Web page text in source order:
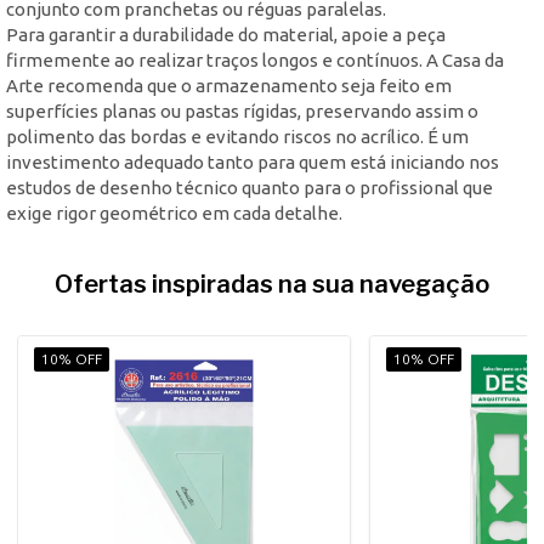
conjunto com pranchetas ou réguas paralelas.
Para garantir a durabilidade do material, apoie a peça
firmemente ao realizar traços longos e contínuos. A Casa da
Arte recomenda que o armazenamento seja feito em
superfícies planas ou pastas rígidas, preservando assim o
polimento das bordas e evitando riscos no acrílico. É um
investimento adequado tanto para quem está iniciando nos
estudos de desenho técnico quanto para o profissional que
exige rigor geométrico em cada detalhe.
Ofertas inspiradas na sua navegação
10% OFF 10% OFF